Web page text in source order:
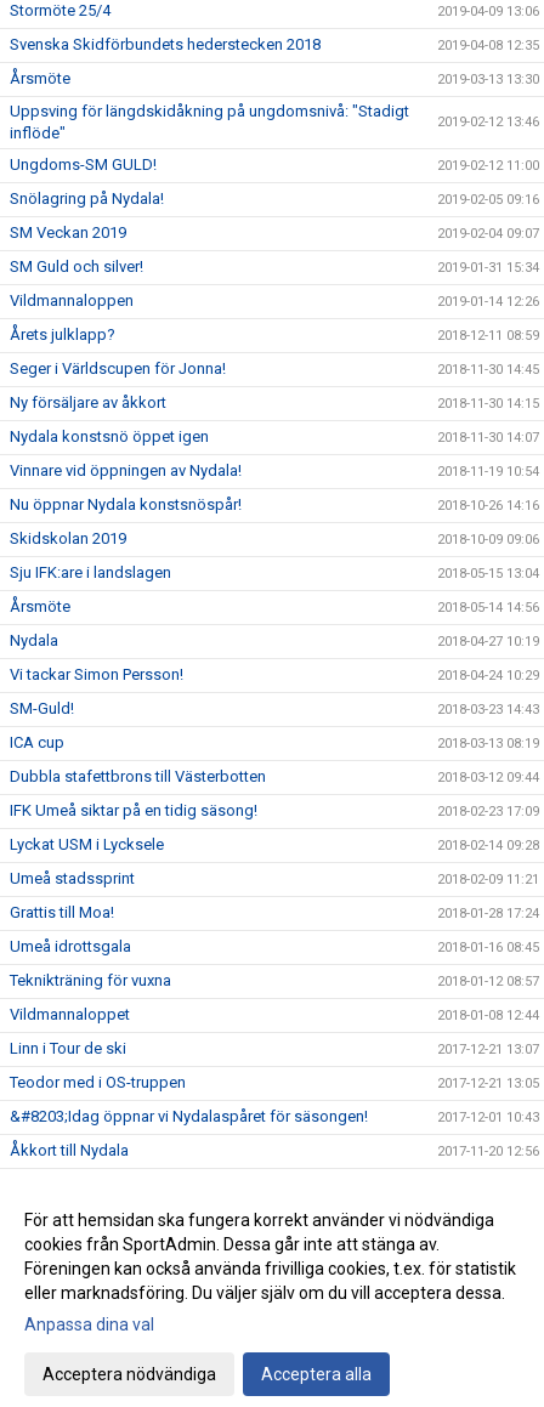
Stormöte 25/4 2019-04-09 13:06
Svenska Skidförbundets hederstecken 2018 2019-04-08 12:35
Årsmöte 2019-03-13 13:30
Uppsving för längdskidåkning på ungdomsnivå: "Stadigt
inflöde"
2019-02-12 13:46
Ungdoms-SM GULD! 2019-02-12 11:00
Snölagring på Nydala! 2019-02-05 09:16
SM Veckan 2019 2019-02-04 09:07
SM Guld och silver! 2019-01-31 15:34
Vildmannaloppen 2019-01-14 12:26
Årets julklapp? 2018-12-11 08:59
Seger i Världscupen för Jonna! 2018-11-30 14:45
Ny försäljare av åkkort 2018-11-30 14:15
Nydala konstsnö öppet igen 2018-11-30 14:07
Vinnare vid öppningen av Nydala! 2018-11-19 10:54
Nu öppnar Nydala konstsnöspår! 2018-10-26 14:16
Skidskolan 2019 2018-10-09 09:06
Sju IFK:are i landslagen 2018-05-15 13:04
Årsmöte 2018-05-14 14:56
Nydala 2018-04-27 10:19
Vi tackar Simon Persson! 2018-04-24 10:29
SM-Guld! 2018-03-23 14:43
ICA cup 2018-03-13 08:19
Dubbla stafettbrons till Västerbotten 2018-03-12 09:44
IFK Umeå siktar på en tidig säsong! 2018-02-23 17:09
Lyckat USM i Lycksele 2018-02-14 09:28
Umeå stadssprint 2018-02-09 11:21
Grattis till Moa! 2018-01-28 17:24
Umeå idrottsgala 2018-01-16 08:45
Teknikträning för vuxna 2018-01-12 08:57
Vildmannaloppet 2018-01-08 12:44
Linn i Tour de ski 2017-12-21 13:07
Teodor med i OS-truppen 2017-12-21 13:05
&#8203;Idag öppnar vi Nydalaspåret för säsongen! 2017-12-01 10:43
Åkkort till Nydala 2017-11-20 12:56
Vi söker ansvarig ledare för skidskolan 2017-10-25 15:02
Träningsstart för alla ungdomsgrupper 2017-10-03 12:24
Gå till Webbversion
För att hemsidan ska fungera korrekt använder vi nödvändiga
cookies från SportAdmin. Dessa går inte att stänga av.
Föreningen kan också använda frivilliga cookies, t.ex. för statistik
eller marknadsföring. Du väljer själv om du vill acceptera dessa.
Anpassa dina val
Acceptera nödvändiga Acceptera alla